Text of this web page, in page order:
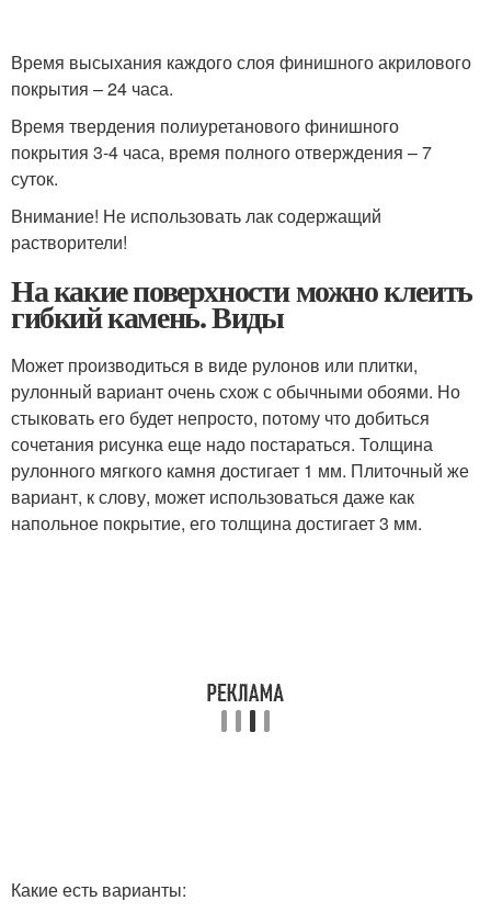
Время высыхания каждого слоя финишного акрилового
покрытия – 24 часа.
Время твердения полиуретанового финишного
покрытия 3-4 часа, время полного отверждения – 7
суток.
Внимание! Не использовать лак содержащий
растворители!
На какие поверхности можно клеить
гибкий камень. Виды
Может производиться в виде рулонов или плитки,
рулонный вариант очень схож с обычными обоями. Но
стыковать его будет непросто, потому что добиться
сочетания рисунка еще надо постараться. Толщина
рулонного мягкого камня достигает 1 мм. Плиточный же
вариант, к слову, может использоваться даже как
напольное покрытие, его толщина достигает 3 мм.
Какие есть варианты: